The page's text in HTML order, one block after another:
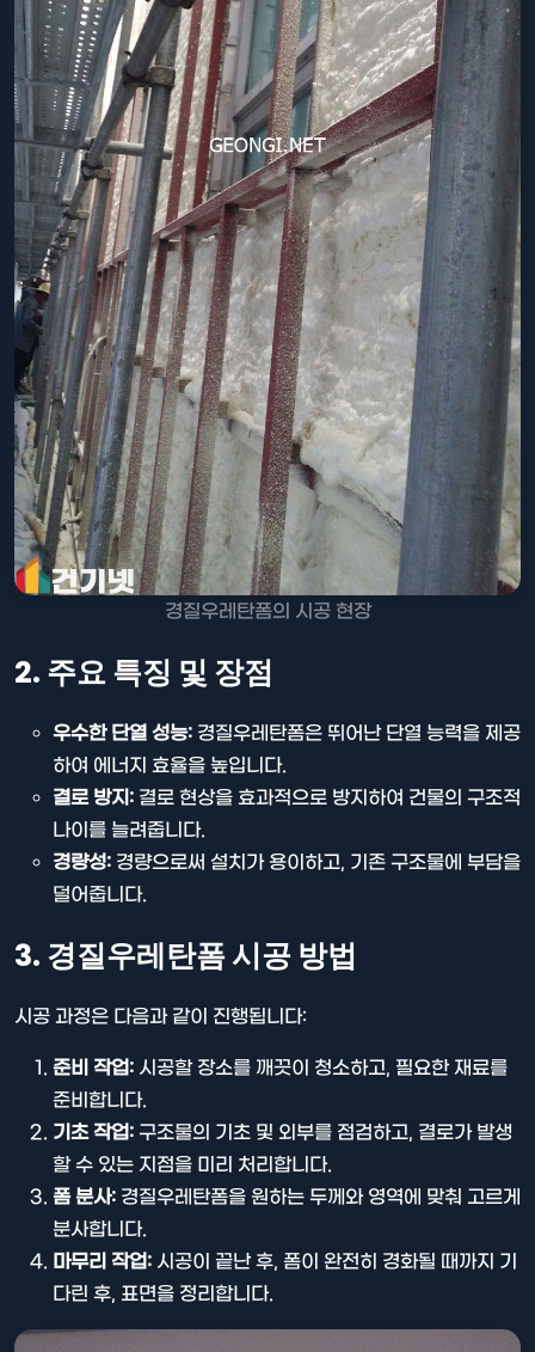
경질우레탄폼의 시공 현장
2. 주요 특징 및 장점
우수한 단열 성능: 경질우레탄폼은 뛰어난 단열 능력을 제공
하여 에너지 효율을 높입니다.
결로 방지: 결로 현상을 효과적으로 방지하여 건물의 구조적
나이를 늘려줍니다.
경량성: 경량으로써 설치가 용이하고, 기존 구조물에 부담을
덜어줍니다.
3. 경질우레탄폼 시공 방법
시공 과정은 다음과 같이 진행됩니다:
준비 작업: 시공할 장소를 깨끗이 청소하고, 필요한 재료를
준비합니다.
기초 작업: 구조물의 기초 및 외부를 점검하고, 결로가 발생
할 수 있는 지점을 미리 처리합니다.
폼 분사: 경질우레탄폼을 원하는 두께와 영역에 맞춰 고르게
분사합니다.
마무리 작업: 시공이 끝난 후, 폼이 완전히 경화될 때까지 기
다린 후, 표면을 정리합니다.